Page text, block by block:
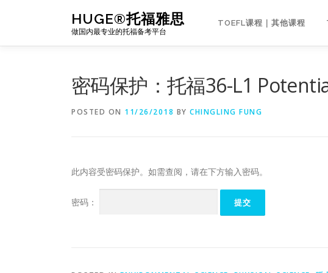
HUGE®托福雅思
做国内最专业的托福备考平台
TOEFL课程｜其他课程
密码保护：托福36-L1
POSTED ON 11/26/2018 BY CHINGLING FUNG
此内容受密码保护。如需查阅，请在下方输入密码。
密码：